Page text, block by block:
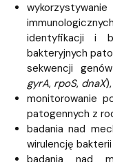
identyfikacji i
bakteryjnych
sekwencji
gyrA, rpoS, dnaX),
monitorowanie
patogennych z
badania nad
wirulencję